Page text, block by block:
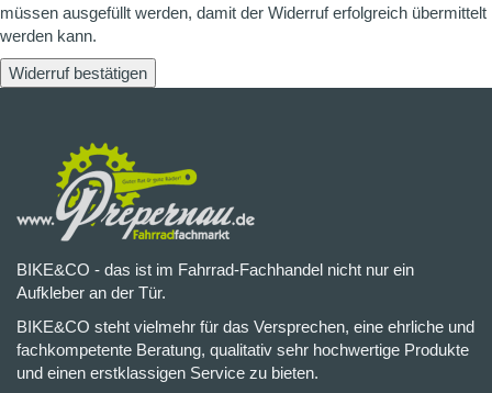
müssen ausgefüllt werden, damit der Widerruf erfolgreich übermittelt
werden kann.
Widerruf bestätigen
BIKE&CO - das ist im Fahrrad-Fachhandel nicht nur ein
Aufkleber an der Tür.
BIKE&CO steht vielmehr für das Versprechen, eine ehrliche und
fachkompetente Beratung, qualitativ sehr hochwertige Produkte
und einen erstklassigen Service zu bieten.